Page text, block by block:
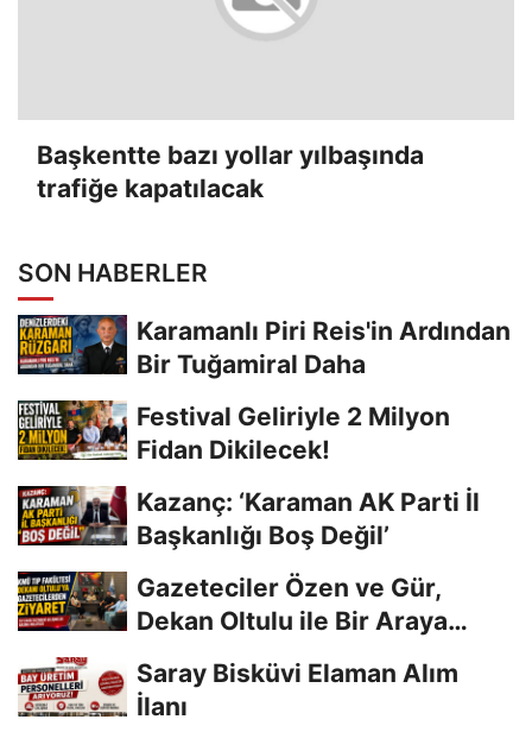
Başkentte bazı yollar yılbaşında
trafiğe kapatılacak
SON HABERLER
Karamanlı Piri Reis'in Ardından
Bir Tuğamiral Daha
Festival Geliriyle 2 Milyon
Fidan Dikilecek!
Kazanç: ‘Karaman AK Parti İl
Başkanlığı Boş Değil’
Gazeteciler Özen ve Gür,
Dekan Oltulu ile Bir Araya
Saray Bisküvi Elaman Alım
İlanı